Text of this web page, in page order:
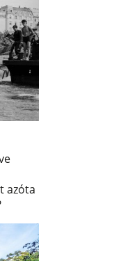
azóta